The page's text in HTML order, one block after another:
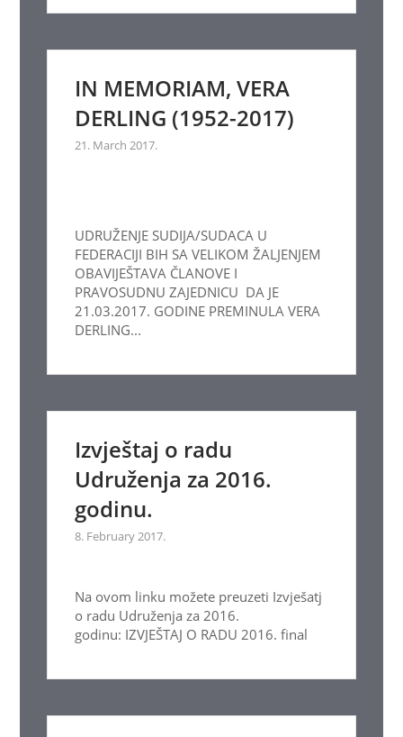
IN MEMORIAM, VERA
DERLING (1952-2017)
21. March 2017.
UDRUŽENJE SUDIJA/SUDACA U
FEDERACIJI BIH SA VELIKOM ŽALJENJEM
OBAVIJEŠTAVA ČLANOVE I
PRAVOSUDNU ZAJEDNICU DA JE
21.03.2017. GODINE PREMINULA VERA
DERLING...
Izvještaj o radu
Udruženja za 2016.
godinu.
8. February 2017.
Na ovom linku možete preuzeti Izvješatj
o radu Udruženja za 2016.
godinu: IZVJEŠTAJ O RADU 2016. final